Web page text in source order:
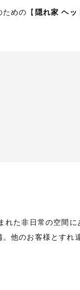
めの【隠れ家 ヘッ
れた非日常の空間
他のお客様とすれ